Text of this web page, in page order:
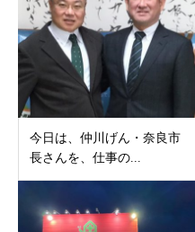
今日は、仲川げん・奈良市
長さんを、仕事の...